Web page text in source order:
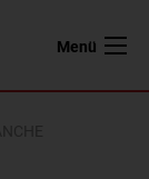
Menü